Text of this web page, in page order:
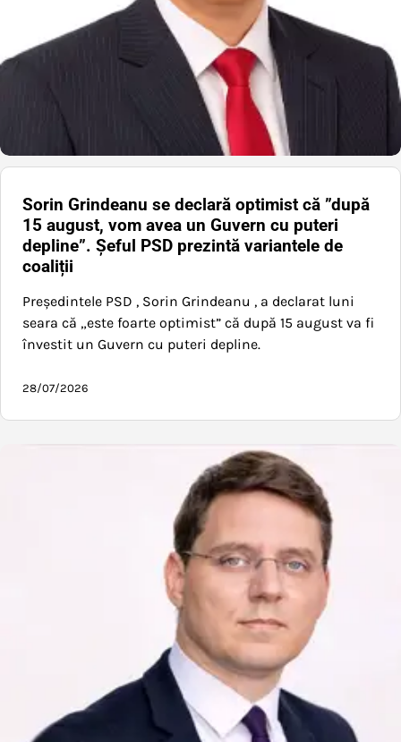
Sorin Grindeanu se declară optimist că ”după
15 august, vom avea un Guvern cu puteri
depline”. Șeful PSD prezintă variantele de
coaliții
Președintele PSD , Sorin Grindeanu , a declarat luni
seara că „este foarte optimist” că după 15 august va fi
învestit un Guvern cu puteri depline.
28/07/2026